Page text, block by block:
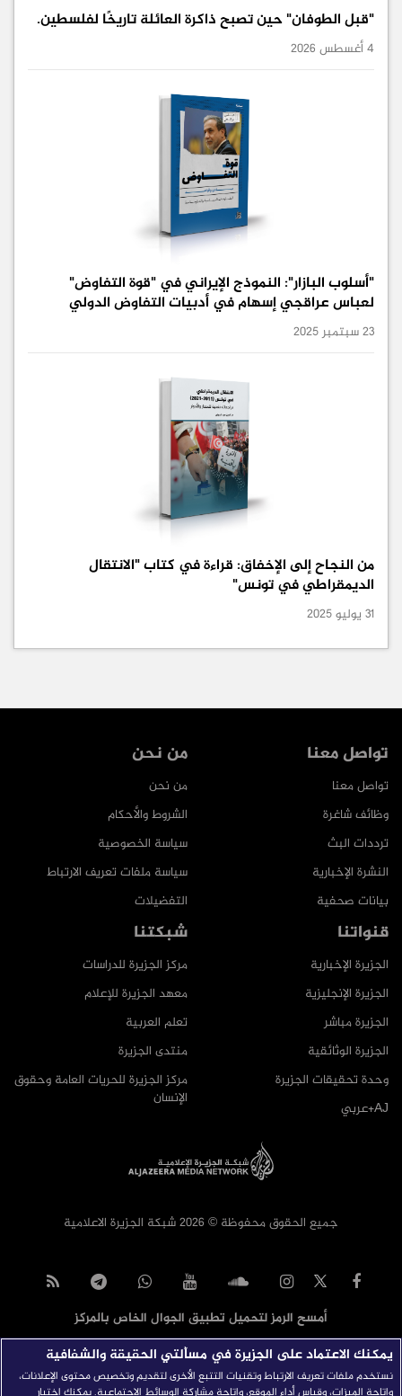
"قبل الطوفان" حين تصبح ذاكرة العائلة تاريخًا لفلسطين.
4 أغسطس 2026
"أسلوب البازار": النموذج الإيراني في "قوة التفاوض"
لعباس عراقجي إسهام في أدبيات التفاوض الدولي
23 سبتمبر 2025
من النجاح إلى الإخفاق: قراءة في كتاب "الانتقال
الديمقراطي في تونس"
31 يوليو 2025
من نحن
من نحن
الشروط والأحكام
سياسة الخصوصية
سياسة ملفات تعريف الارتباط
التفضيلات
تواصل معنا
تواصل معنا
وظائف شاغرة
ترددات البث
النشرة الإخبارية
بيانات صحفية
شبكتنا
مركز الجزيرة للدراسات
معهد الجزيرة للإعلام
تعلم العربية
منتدى الجزيرة
مركز الجزيرة للحريات العامة وحقوق
الإنسان
قنواتنا
الجزيرة الإخبارية
الجزيرة الإنجليزية
الجزيرة مباشر
الجزيرة الوثائقية
وحدة تحقيقات الجزيرة
AJ+عربي
جميع الحقوق محفوظة © 2026 شبكة الجزيرة الاعلامية
أمسح الرمز لتحميل تطبيق الجوال الخاص بالمركز
يمكنك الاعتماد على الجزيرة في مسألتي الحقيقة والشفافية
نستخدم ملفات تعريف الارتباط وتقنيات التتبع الأخرى لتقديم وتخصيص محتوى الإعلانات،
وإتاحة الميزات، وقياس أداء الموقع، وإتاحة مشاركة الوسائط الاجتماعية. يمكنك اختيار